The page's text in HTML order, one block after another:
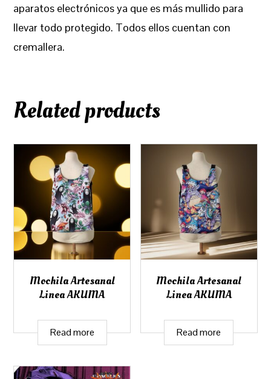
aparatos electrónicos ya que es más mullido para
llevar todo protegido. Todos ellos cuentan con
cremallera.
Related products
Mochila Artesanal
Linea AKUMA
Read more
Mochila Artesanal
Linea AKUMA
Read more